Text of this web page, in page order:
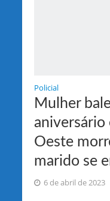
Policial
Mulher
aniversário
Oeste
marido se
6 de abril de 2023